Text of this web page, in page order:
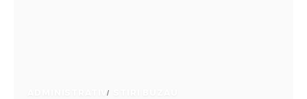
ADMINISTRATIV